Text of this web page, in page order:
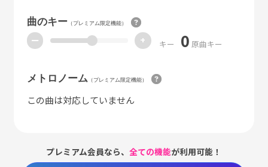
曲のキー（プレミアム限定機能）
ー + キー 0 原曲キー
メトロノーム （プレミアム限定機能）
この曲は対応していません
プレミアム会員なら、全ての機能が利用可能！